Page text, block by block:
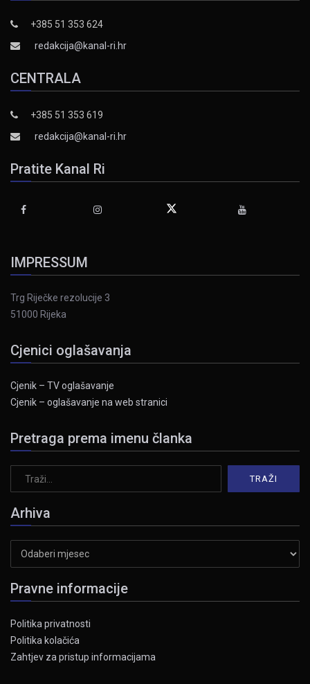
+385 51 353 624
redakcija@kanal-ri.hr
CENTRALA
+385 51 353 619
redakcija@kanal-ri.hr
Pratite Kanal Ri
IMPRESSUM
Trg Riječke rezolucije 3
51000 Rijeka
Cjenici oglašavanja
Cjenik – TV oglašavanje
Cjenik – oglašavanje na web stranici
Pretraga prema imenu članka
Arhiva
Pravne informacije
Politika privatnosti
Politika kolačića
Zahtjev za pristup informacijama